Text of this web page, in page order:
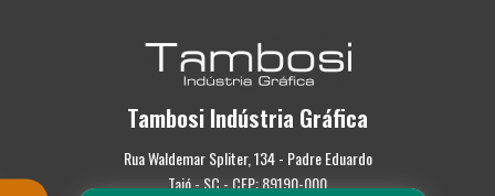
Tambosi Indústria Gráfica
Rua Waldemar Spliter, 134 - Padre Eduardo
Taió - SC - CEP: 89190-000